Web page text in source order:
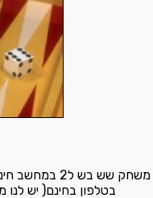
בטלפון בחינם( יש